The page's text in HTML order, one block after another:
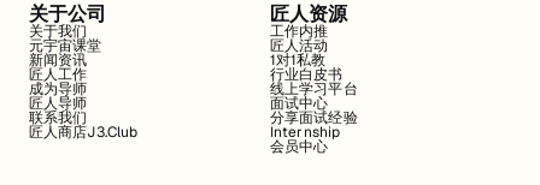
关于公司
关于我们
元宇宙课堂
新闻资讯
匠人工作
成为导师
匠人导师
联系我们
匠人商店J3.Club
匠人资源
工作内推
匠人活动
1对1私教
行业白皮书
线上学习平台
面试中心
分享面试经验
Internship
会员中心